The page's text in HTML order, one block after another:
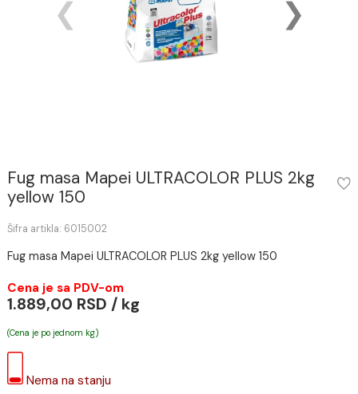
Fug masa Mapei ULTRACOLOR PLUS 2kg
yellow 150
Fug masa Mapei ULTRACOLOR PLUS 2kg yellow 150
Cena je sa PDV-om
1.889,00 RSD / kg